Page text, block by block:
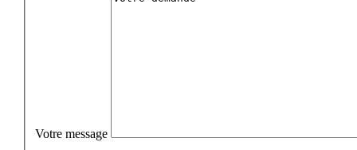
Votre message